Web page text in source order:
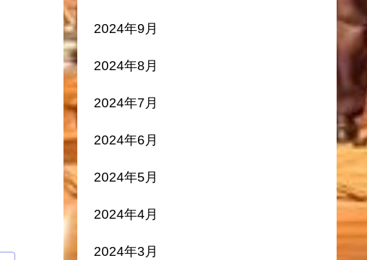
2024年9月
2024年8月
2024年7月
2024年6月
2024年5月
2024年4月
2024年3月